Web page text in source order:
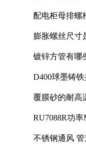
配电柜母排螺
膨胀螺丝尺寸
镀锌方管有哪
D400球墨铸
覆膜砂的耐高
RU7088R功
不锈钢通风